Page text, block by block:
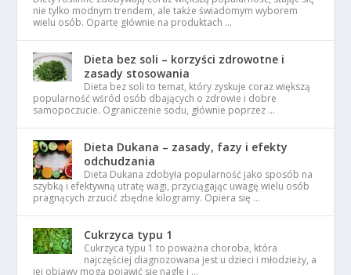
nie tylko modnym trendem, ale także świadomym wyborem
wielu osób. Oparte głównie na produktach …
Dieta bez soli – korzyści zdrowotne i
zasady stosowania
Dieta bez soli to temat, który zyskuje coraz większą
popularność wśród osób dbających o zdrowie i dobre
samopoczucie. Ograniczenie sodu, głównie poprzez …
Dieta Dukana – zasady, fazy i efekty
odchudzania
Dieta Dukana zdobyła popularność jako sposób na
szybką i efektywną utratę wagi, przyciągając uwagę wielu osób
pragnących zrzucić zbędne kilogramy. Opiera się …
Cukrzyca typu 1
Cukrzyca typu 1 to poważna choroba, która
najczęściej diagnozowana jest u dzieci i młodzieży, a
jej objawy mogą pojawić się nagle i …